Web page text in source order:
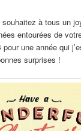
à tous un
entourées de
une année qui
surprises !